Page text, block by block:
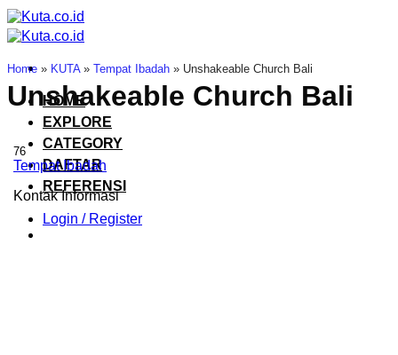
Skip
to
content
HOME
EXPLORE
CATEGORY
DAFTAR
REFERENSI
Login / Register
Home » KUTA» Tempat Ibadah » Unshakeable Church Bali
Unshakeable Church Bali
76
Tempat Ibadah
Kontak Informasi